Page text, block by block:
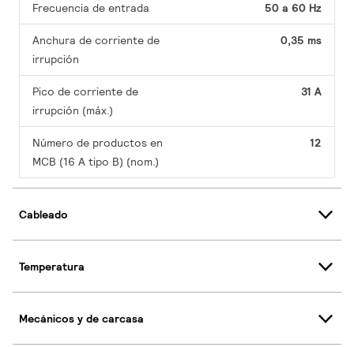
Frecuencia de entrada 50 a 60 Hz
Anchura de corriente de
irrupción
0,35 ms
Pico de corriente de
irrupción (máx.)
31 A
Número de productos en
MCB (16 A tipo B) (nom.)
12
Cableado
Temperatura
Mecánicos y de carcasa